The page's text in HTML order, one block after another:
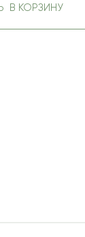
В КОРЗИНУ